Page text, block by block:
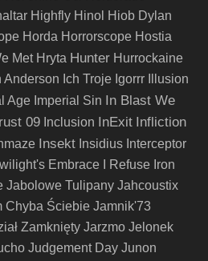
Highfly Hinol Hiob Dylan
Horda Horrorscope Hostia
Met Hryta Hunter Hurrockaine
Anderson Ich Troje Igorrr
Illusion
Age Imperial Sin In Blast We
09 Inclusion InExit Infliction
Insekt Insidius Interceptor
Embrace I Refuse Iron
Jabolowe Tulipany Jahcoustix
Chyba Ściebie Jamnik'73
Zamknięty Jarzmo Jelonek
Judgement Day Junon